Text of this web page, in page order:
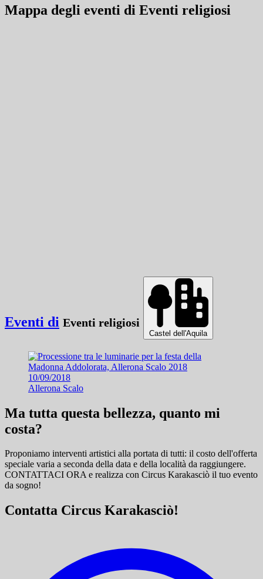
Mappa degli eventi di Eventi religiosi
Eventi di Eventi religiosi
Castel dell'Aquila
10/09/2018
Allerona Scalo
Ma tutta questa bellezza, quanto mi
costa?
Proponiamo interventi artistici alla portata di tutti: il costo dell'offerta
speciale varia a seconda della data e della località da raggiungere.
CONTATTACI ORA e realizza con Circus Karakasciò il tuo evento
da sogno!
Contatta Circus Karakasciò!